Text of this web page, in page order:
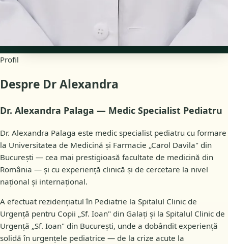
Disponibilitate
Programări online
Profil
Despre Dr Alexandra
Dr. Alexandra Palaga — Medic Specialist Pediatru
Dr. Alexandra Palaga este medic specialist pediatru cu formare
la Universitatea de Medicină și Farmacie „Carol Davila" din
București — cea mai prestigioasă facultate de medicină din
România — și cu experiență clinică și de cercetare la nivel
național și internațional.
A efectuat rezidențiatul în Pediatrie la Spitalul Clinic de
Urgență pentru Copii „Sf. Ioan" din Galați și la Spitalul Clinic de
Urgență „Sf. Ioan" din București, unde a dobândit experiență
solidă în urgențele pediatrice — de la crize acute la